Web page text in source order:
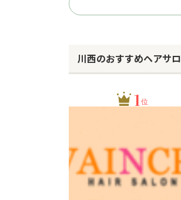
川西のおすすめヘアサ
1位